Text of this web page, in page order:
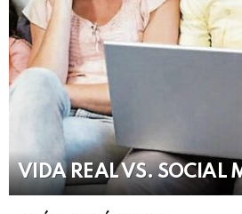
VIDA REAL VS. SOCIAL